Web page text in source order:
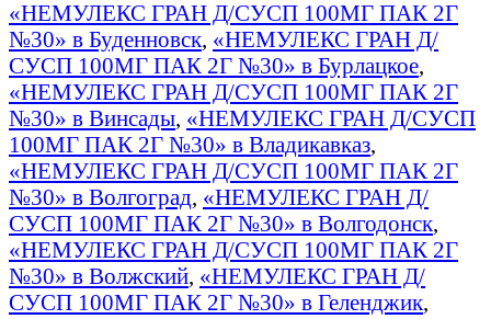
«НЕМУЛЕКС ГРАН Д/СУСП 100МГ ПАК 2Г
№30» в Буденновск, «НЕМУЛЕКС ГРАН Д/
СУСП 100МГ ПАК 2Г №30» в Бурлацкое,
«НЕМУЛЕКС ГРАН Д/СУСП 100МГ ПАК 2Г
№30» в Винсады, «НЕМУЛЕКС ГРАН Д/СУСП
100МГ ПАК 2Г №30» в Владикавказ,
«НЕМУЛЕКС ГРАН Д/СУСП 100МГ ПАК 2Г
№30» в Волгоград, «НЕМУЛЕКС ГРАН Д/
СУСП 100МГ ПАК 2Г №30» в Волгодонск,
«НЕМУЛЕКС ГРАН Д/СУСП 100МГ ПАК 2Г
№30» в Волжский, «НЕМУЛЕКС ГРАН Д/
СУСП 100МГ ПАК 2Г №30» в Геленджик,